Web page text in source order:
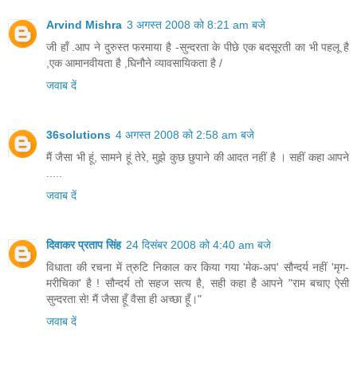
Arvind Mishra 3 अगस्त 2008 को 8:21 am बजे
जी हाँ .आप ने दुरुस्त फरमाया है -सुन्दरता के पीछे एक बदसूरती का भी पहलू है
,एक आमानवीयता है ,घिनौने व्यावसायिकता है /
जवाब दें
36solutions 4 अगस्त 2008 को 2:58 am बजे
मैं जैसा भी हूं, सामने हूं तेरे, मुझे कुछ छुपाने की आदत नहीं है । सहीं कहा आपने
जवाब दें
दिवाकर प्रताप सिंह 24 दिसंबर 2008 को 4:40 am बजे
विधाता की रचना में त्रुटि निकाल कर किया गया 'मेक-अप' सौन्दर्य नहीं 'मृग-
मरीचिका' है ! सौन्दर्य तो सहज सत्य है, सही कहा है आपने "राम बचाए ऐसी
सुन्दरता से! मैं जैसा हूँ वैसा ही अच्छा हूँ।"
जवाब दें